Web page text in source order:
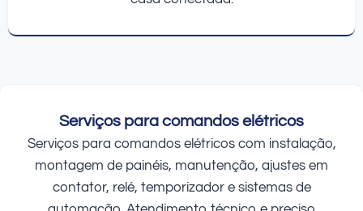
Serviços para comandos elétricos
Serviços para comandos elétricos com instalação,
montagem de painéis, manutenção, ajustes em
contator, relé, temporizador e sistemas de